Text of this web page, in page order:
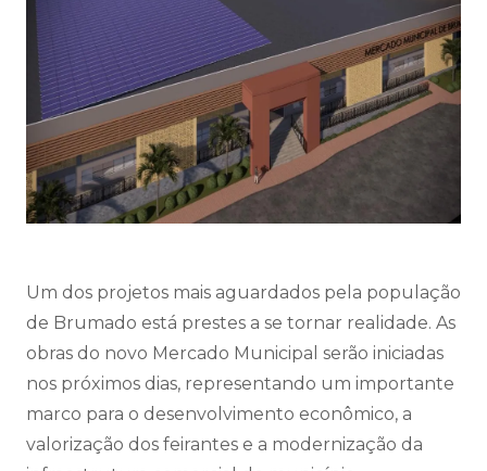
Um dos projetos mais aguardados pela população
de Brumado está prestes a se tornar realidade. As
obras do novo Mercado Municipal serão iniciadas
nos próximos dias, representando um importante
marco para o desenvolvimento econômico, a
valorização dos feirantes e a modernização da